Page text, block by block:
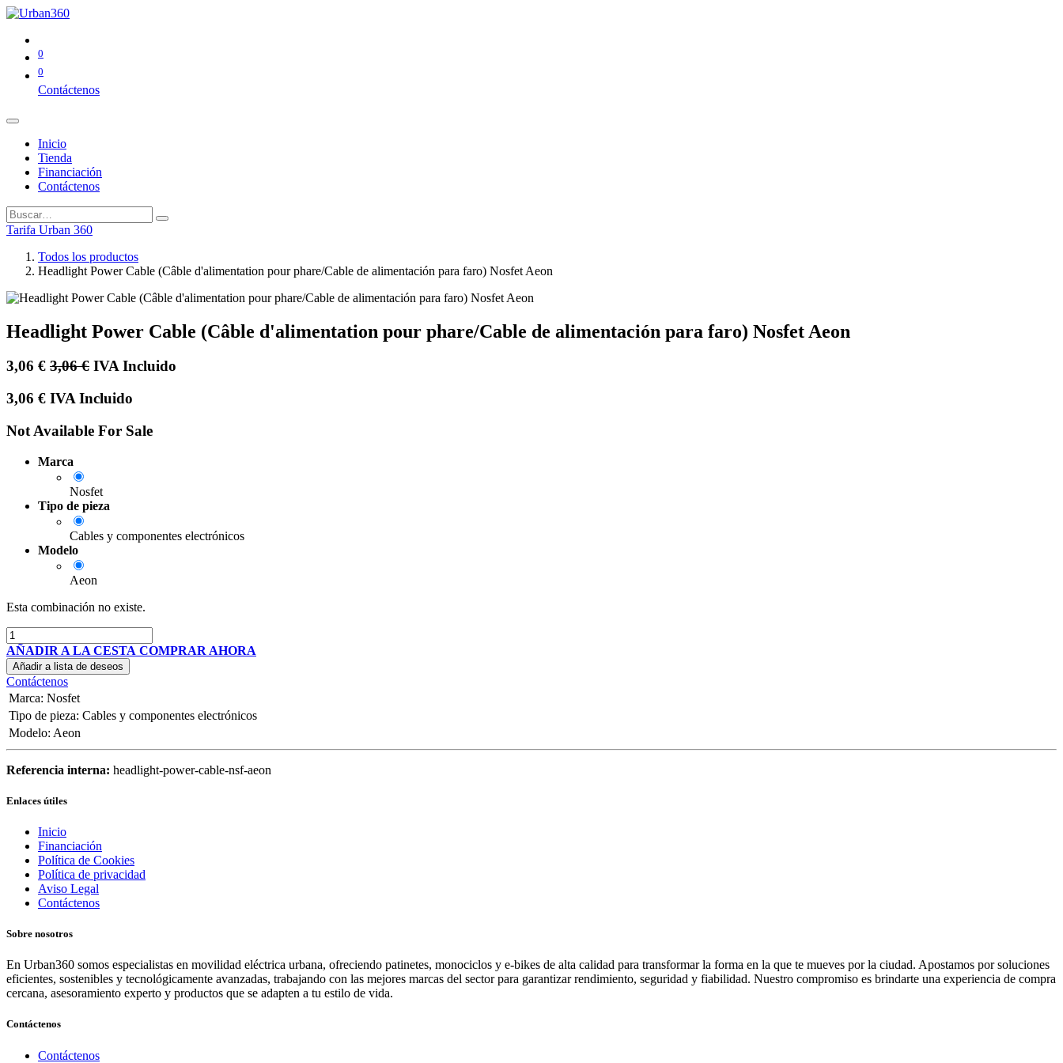
0
0
Contáctenos
Inicio
Tienda
Financiación
Contáctenos
Tarifa Urban 360
Todos los productos
Headlight Power Cable (Câble d'alimentation pour phare/Cable de alimentación para faro) Nosfet Aeon
Headlight Power Cable (Câble d'alimentation pour phare/Cable de alimentación para faro) Nosfet Aeon
3,06 € 3,06€ IVA Incluido
3,06 € IVA Incluido
Not Available For Sale
Marca
Nosfet
Tipo de pieza
Cables y componentes electrónicos
Modelo
Aeon
Esta combinación no existe.
AÑADIR A LA CESTA COMPRAR AHORA
Añadir a lista de deseos
Contáctenos
Marca: Nosfet
Tipo de pieza: Cables y componentes electrónicos
Modelo: Aeon
Referencia interna: headlight-power-cable-nsf-aeon
Enlaces útiles
Inicio
Financiación
Política de Cookies
Política de privacidad
Aviso Legal
Contáctenos
Sobre nosotros
En Urban360 somos especialistas en movilidad eléctrica urbana, ofreciendo patinetes, monociclos y e-bikes de alta calidad para transformar la forma en la que te mueves por la ciudad. Apostamos por soluciones
eficientes, sostenibles y tecnológicamente avanzadas, trabajando con las mejores marcas del sector para garantizar rendimiento, seguridad y fiabilidad. Nuestro compromiso es brindarte una experiencia de compra
cercana, asesoramiento experto y productos que se adapten a tu estilo de vida.
Contáctenos
Contáctenos